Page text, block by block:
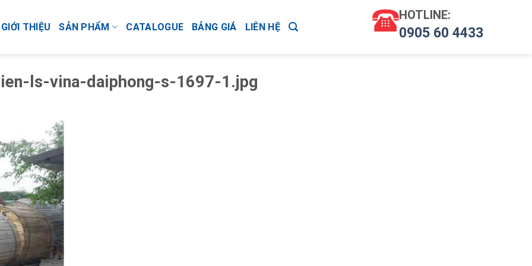
GIỚI THIỆU SẢN PHẨM CATALOGUE BẢNG GIÁ LIÊN HỆ
HOTLINE:
0905 60 4433
ls-vina-daiphong-s-1697-1.jpg